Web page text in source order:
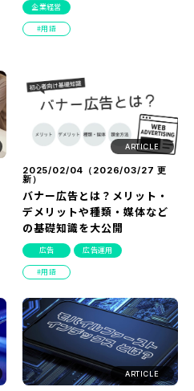
企業経営
用語
ARTICLE
2025/02/04（ 2026/03/27 更
新）
バナー広告とは？メリット・
デメリットや種類・媒体など
の基礎知識を大公開
広告 広告運用
用語
ARTICLE